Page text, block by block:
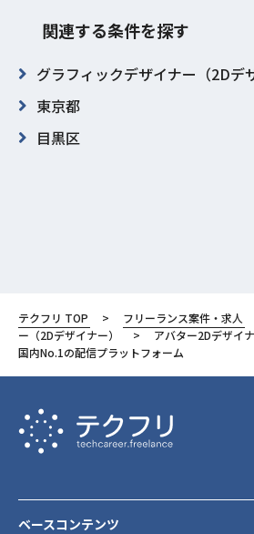
関連する条件を探す
グラフィックデザイナー（2Dデ
東京都
目黒区
テクフリ TOP フリーランス案件・求人
ー（2Dデザイナー）
アバター2Dデザイ
国内No.1の配信プラットフォーム
ベースコンテンツ